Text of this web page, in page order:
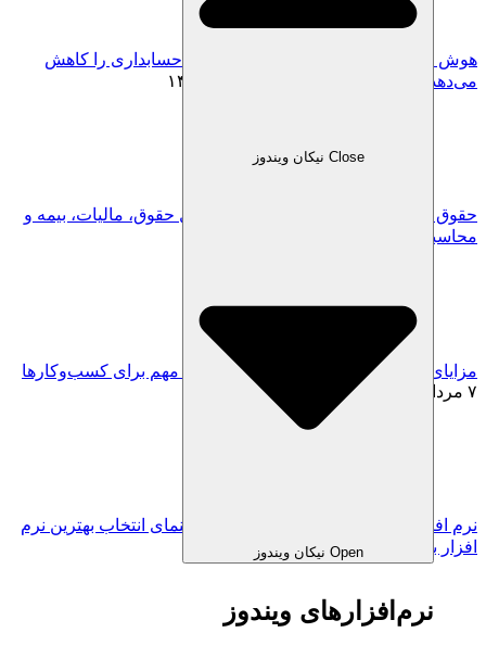
Close نیکان ویندوز
Open نیکان ویندوز
نرم‌افزارهای ویندوز
هوش مصنوعی چگونه خطاهای انسانی در حسابداری را کاهش
می‌دهد؟ | راهنمای 2026
حقوق و دستمزد 1405؛ جدول کامل حداقل حقوق، مالیات، بیمه و
محاسبه حقوق خالص
مزایای نرم افزار حسابداری ابری| 8 مزیت مهم برای کسب‌وکارها
نرم افزار حسابداری ابری فروشگاهی؛ راهنمای انتخاب بهترین نرم
افزار برای فروشگاه‌ها